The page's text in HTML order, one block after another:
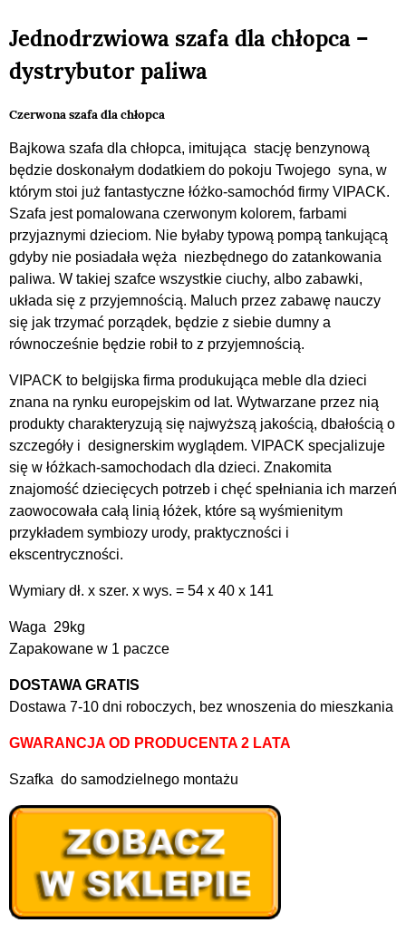
Jednodrzwiowa szafa dla chłopca –
dystrybutor paliwa
Czerwona szafa dla chłopca
Bajkowa szafa dla chłopca, imitująca stację benzynową
będzie doskonałym dodatkiem do pokoju Twojego syna, w
którym stoi już fantastyczne łóżko-samochód firmy VIPACK.
Szafa jest pomalowana czerwonym kolorem, farbami
przyjaznymi dzieciom. Nie byłaby typową pompą tankującą
gdyby nie posiadała węża niezbędnego do zatankowania
paliwa. W takiej szafce wszystkie ciuchy, albo zabawki,
układa się z przyjemnością. Maluch przez zabawę nauczy
się jak trzymać porządek, będzie z siebie dumny a
równocześnie będzie robił to z przyjemnością.
VIPACK to belgijska firma produkująca meble dla dzieci
znana na rynku europejskim od lat. Wytwarzane przez nią
produkty charakteryzują się najwyższą jakością, dbałością o
szczegóły i designerskim wyglądem. VIPACK specjalizuje
się w łóżkach-samochodach dla dzieci. Znakomita
znajomość dziecięcych potrzeb i chęć spełniania ich marzeń
zaowocowała całą linią łóżek, które są wyśmienitym
przykładem symbiozy urody, praktyczności i
ekscentryczności.
Wymiary dł. x szer. x wys. = 54 x 40 x 141
Waga 29kg
Zapakowane w 1 paczce
DOSTAWA GRATIS
Dostawa 7-10 dni roboczych, bez wnoszenia do mieszkania
GWARANCJA OD PRODUCENTA 2 LATA
Szafka do samodzielnego montażu